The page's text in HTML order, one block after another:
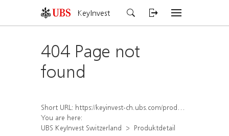
KeyInvest
404 Page not
found
Short URL: https://keyinvest-ch.ubs.com/produkt/detail/index/isin/CH1575333351
You are here:
UBS KeyInvest Switzerland
Produktdetail